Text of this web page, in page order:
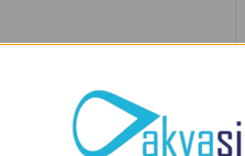
DETEKTORIAUS PRIEDAS